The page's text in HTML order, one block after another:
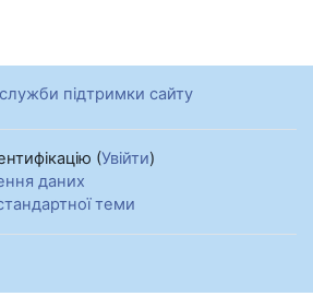
підтримки сайту
(Увійти)
даних
теми